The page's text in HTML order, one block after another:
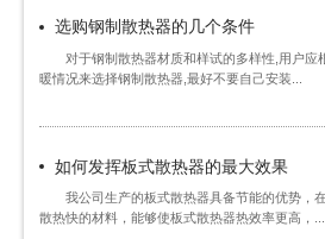
选购钢制散热器的几个条件
对于钢制散热器材质和样试的多样性,用户应
暖情况来选择钢制散热器,最好不要自己安装...
如何发挥板式散热器的最大效果
我公司生产的板式散热器具备节能的优势，在
散热快的材料，能够使板式散热器热效率更高，...